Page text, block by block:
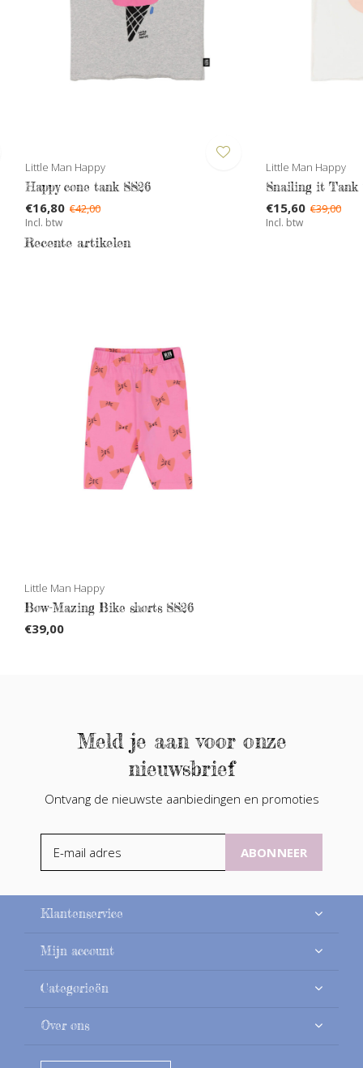
Little Man Happy
Happy cone tank SS26
€16,80 €42,00
Incl. btw
Little Man Happy
Snailing it Tank
€15,60 €39,00
Incl. btw
Recente artikelen
Little Man Happy
Bow-Mazing Bike shorts SS26
€39,00
Meld je aan voor onze
nieuwsbrief
Ontvang de nieuwste aanbiedingen en promoties
ABONNEER
Klantenservice
Mijn account
Categorieën
Over ons